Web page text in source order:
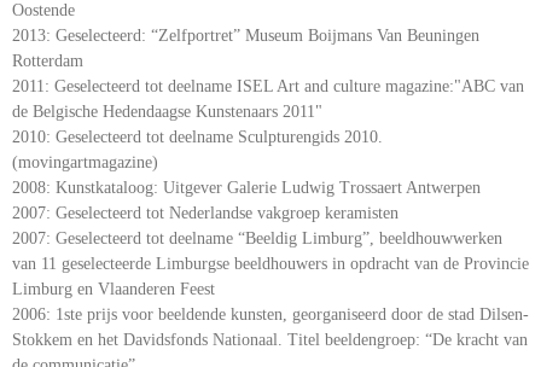
Oostende
2013: Geselecteerd: “Zelfportret” Museum Boijmans Van Beuningen
Rotterdam
2011: Geselecteerd tot deelname ISEL Art and culture magazine:"ABC van
de Belgische Hedendaagse Kunstenaars 2011"
2010: Geselecteerd tot deelname Sculpturengids 2010.
(movingartmagazine)
2008: Kunstkataloog: Uitgever Galerie Ludwig Trossaert Antwerpen
2007: Geselecteerd tot Nederlandse vakgroep keramisten
2007: Geselecteerd tot deelname “Beeldig Limburg”, beeldhouwwerken
van 11 geselecteerde Limburgse beeldhouwers in opdracht van de Provincie
Limburg en Vlaanderen Feest
2006: 1ste prijs voor beeldende kunsten, georganiseerd door de stad Dilsen-
Stokkem en het Davidsfonds Nationaal. Titel beeldengroep: “De kracht van